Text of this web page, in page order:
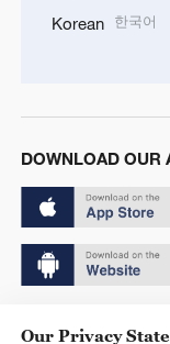
Korean 한국어
DOWNLOAD OUR
Our Privacy